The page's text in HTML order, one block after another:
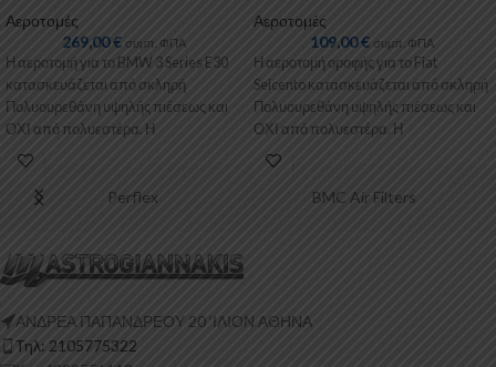
Αεροτομές
269,00€ συμπ. ΦΠΑ
Η αεροτομή για το BMW 3 Series E30
κατασκευάζεται από σκληρή
Πολυουρεθάνη υψηλής πιέσεως και
ΟΧΙ από πολυεστέρα. Η
Πολυουρεθάνη
Αεροτομές
109,00€ συμπ. ΦΠΑ
Η αεροτομή οροφής για το Fiat
Seicento κατασκευάζεται από σκληρή
Πολυουρεθάνη υψηλής πιέσεως και
ΟΧΙ από πολυεστέρα. Η
Πολυουρεθάνη είναι
Perflex BMC Air Filters
ΑΝΔΡΕΑ ΠΑΠΑΝΔΡΕΟΥ 20 ‘ΙΛΙΟΝ ΑΘΗΝΑ
Τηλ: 2105775322